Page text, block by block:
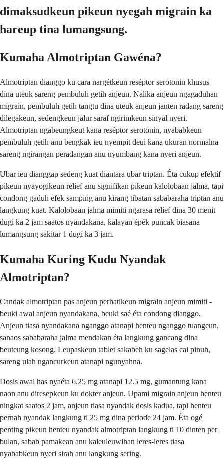
dimaksudkeun pikeun nyegah migrain ka
hareup tina lumangsung.
Kumaha Almotriptan Gawéna?
Almotriptan dianggo ku cara nargétkeun reséptor serotonin khusus
dina uteuk sareng pembuluh getih anjeun. Nalika anjeun ngagaduhan
migrain, pembuluh getih tangtu dina uteuk anjeun janten radang sareng
dilegakeun, sedengkeun jalur saraf ngirimkeun sinyal nyeri.
Almotriptan ngabeungkeut kana reséptor serotonin, nyababkeun
pembuluh getih anu bengkak ieu nyempit deui kana ukuran normalna
sareng ngirangan peradangan anu nyumbang kana nyeri anjeun.
Ubar ieu dianggap sedeng kuat diantara ubar triptan. Éta cukup efektif
pikeun nyayogikeun relief anu signifikan pikeun kalolobaan jalma, tapi
condong gaduh efek samping anu kirang tibatan sababaraha triptan anu
langkung kuat. Kalolobaan jalma mimiti ngarasa relief dina 30 menit
dugi ka 2 jam saatos nyandakana, kalayan épék puncak biasana
lumangsung sakitar 1 dugi ka 3 jam.
Kumaha Kuring Kudu Nyandak
Almotriptan?
Candak almotriptan pas anjeun perhatikeun migrain anjeun mimiti -
beuki awal anjeun nyandakana, beuki saé éta condong dianggo.
Anjeun tiasa nyandakana nganggo atanapi henteu nganggo tuangeun,
sanaos sababaraha jalma mendakan éta langkung gancang dina
beuteung kosong. Leupaskeun tablet sakabeh ku sagelas cai pinuh,
sareng ulah ngancurkeun atanapi ngunyahna.
Dosis awal has nyaéta 6.25 mg atanapi 12.5 mg, gumantung kana
naon anu diresepkeun ku dokter anjeun. Upami migrain anjeun henteu
ningkat saatos 2 jam, anjeun tiasa nyandak dosis kadua, tapi henteu
pernah nyandak langkung ti 25 mg dina periode 24 jam. Éta ogé
penting pikeun henteu nyandak almotriptan langkung ti 10 dinten per
bulan, sabab pamakean anu kaleuleuwihan leres-leres tiasa
nyababkeun nyeri sirah anu langkung sering.